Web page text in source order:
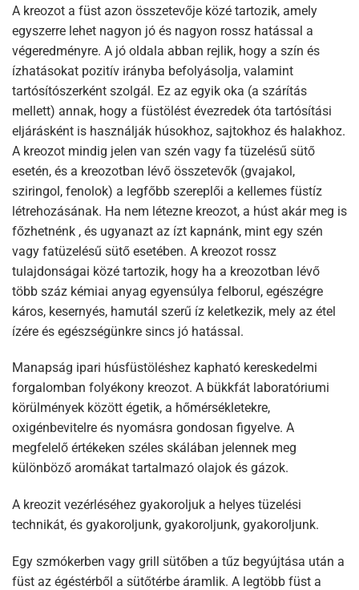
A kreozot a füst azon összetevője közé tartozik, amely
egyszerre lehet nagyon jó és nagyon rossz hatással a
végeredményre. A jó oldala abban rejlik, hogy a szín és
ízhatásokat pozitív irányba befolyásolja, valamint
tartósítószerként szolgál. Ez az egyik oka (a szárítás
mellett) annak, hogy a füstölést évezredek óta tartósítási
eljárásként is használják húsokhoz, sajtokhoz és halakhoz.
A kreozot mindig jelen van szén vagy fa tüzelésű sütő
esetén, és a kreozotban lévő összetevők (gvajakol,
sziringol, fenolok) a legfőbb szereplői a kellemes füstíz
létrehozásának. Ha nem létezne kreozot, a húst akár meg is
főzhetnénk , és ugyanazt az ízt kapnánk, mint egy szén
vagy fatüzelésű sütő esetében. A kreozot rossz
tulajdonságai közé tartozik, hogy ha a kreozotban lévő
több száz kémiai anyag egyensúlya felborul, egészégre
káros, kesernyés, hamutál szerű íz keletkezik, mely az étel
ízére és egészségünkre sincs jó hatással.
Manapság ipari húsfüstöléshez kapható kereskedelmi
forgalomban folyékony kreozot. A bükkfát laboratóriumi
körülmények között égetik, a hőmérsékletekre,
oxigénbevitelre és nyomásra gondosan figyelve. A
megfelelő értékeken széles skálában jelennek meg
különböző aromákat tartalmazó olajok és gázok.
A kreozit vezérléséhez gyakoroljuk a helyes tüzelési
technikát, és gyakoroljunk, gyakoroljunk, gyakoroljunk.
Egy szmókerben vagy grill sütőben a tűz begyújtása után a
füst az égéstérből a sütőtérbe áramlik. A legtöbb füst a